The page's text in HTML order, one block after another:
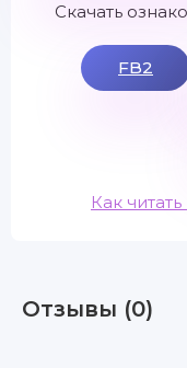
Скачать
FB2
Как
Отзывы (0)